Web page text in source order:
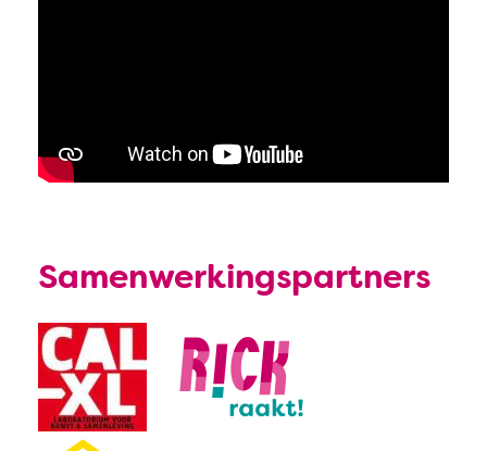
Samenwerkingspartners